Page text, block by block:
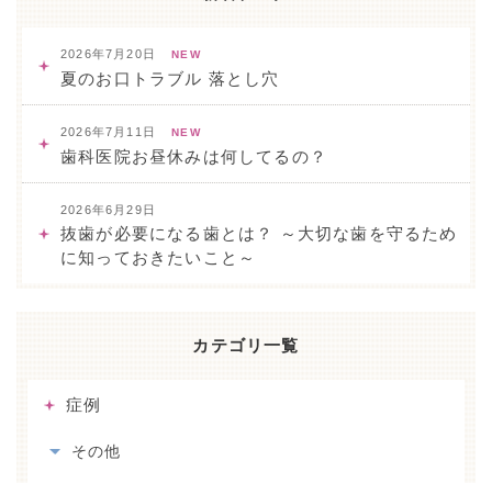
2026年7月20日 NEW
夏のお口トラブル 落とし穴
2026年7月11日 NEW
歯科医院お昼休みは何してるの？
2026年6月29日
抜歯が必要になる歯とは？ ～大切な歯を守るため
に知っておきたいこと～
カテゴリ一覧
症例
その他